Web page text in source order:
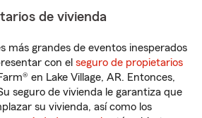
de vivienda
más grandes de eventos inesperados
con el seguro de propietarios
en Lake Village, AR. Entonces,
seguro de vivienda le garantiza que
su vivienda, así como los